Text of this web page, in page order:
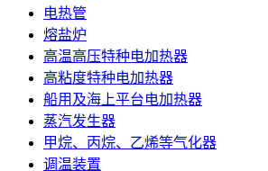
电热管
熔盐炉
高温高压特种电加热器
高粘度特种电加热器
船用及海上平台电加热器
蒸汽发生器
甲烷、丙烷、乙烯等气化器
调温装置